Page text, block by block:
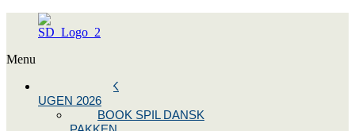
Menu
SPIL DANSK
UGEN 2026
BOOK SPIL DANSK